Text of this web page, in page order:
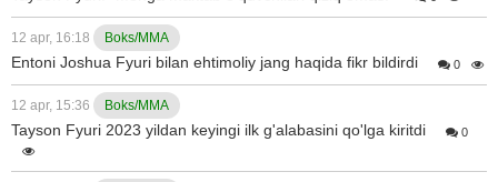
12 apr, 16:18 Boks/MMA
Entoni Joshua Fyuri bilan ehtimoliy jang haqida fikr bildirdi 0
12 apr, 15:36 Boks/MMA
Tayson Fyuri 2023 yildan keyingi ilk g'alabasini qo'lga kiritdi 0